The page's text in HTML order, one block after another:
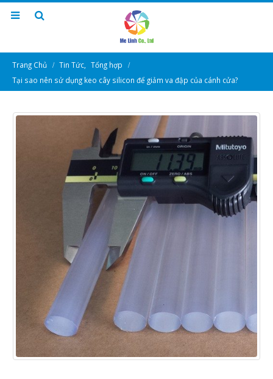
Trang Chủ Tin Tức, Tổng hợp
Tại sao nên sử dụng keo cây silicon để giảm va đập của cánh cửa?